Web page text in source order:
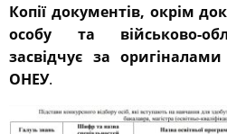
Копії документів, окрім
особу та військово-
засвідчує за
ОНЕУ.